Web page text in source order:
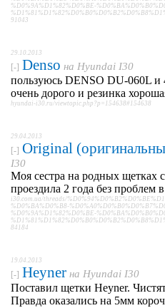
%D0%9A%D1%82%D0%BE-
91043
29.10.2013
[-] Denso на Hyundai I30
пользуюсь DENSO DU-060L и
очень дорого и резинка
hyundai-i30.ru/viewtopic.php?p=154638#154638
29.04.2013
[-] Original
I30
Моя сестра на родных щетках
проездила 2 года без проблем
i30.com.ua/threads/
%D0%BA%D0%B8-
%D0%9A%D1%82%D0%BE-
84184
19.04.2013
[-] Heyner на Hyundai I30
Поставил щетки Heyner.
Правда оказались на 5мм